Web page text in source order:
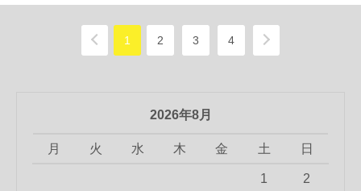
1 2 3 4
2026年8月
月 火 水 木 金 土 日
1 2